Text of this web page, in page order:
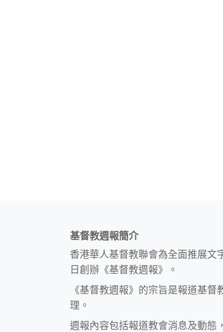
基督教週報簡介
香港華人基督教聯會為全面推展文
日創辦《基督教週報》。
《基督教週報》的宗旨是報道基
理。
週報內容包括報道教會消息及動態